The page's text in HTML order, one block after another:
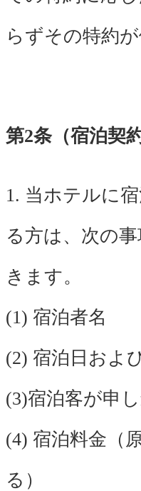
らずその特約
第2条（宿泊契
1. 当ホテルに
る方は、次の
きます。
(1) 宿泊者名
(2) 宿泊日およ
(3)宿泊客が申
(4) 宿泊料金（
る）